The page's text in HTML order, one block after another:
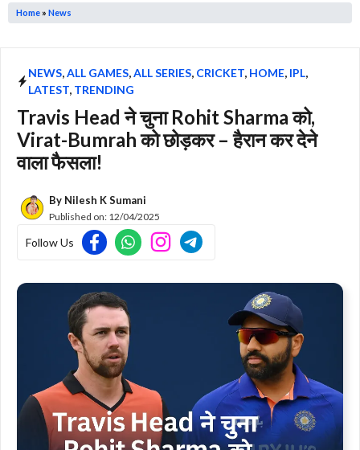
Home » News
NEWS,ALL GAMES,ALL SERIES, CRICKET, HOME, IPL,
LATEST, TRENDING
Travis Head ने चुना Rohit Sharma को,
Virat-Bumrah को छोड़कर – हैरान कर देने
वाला फैसला!
By Nilesh K Sumani
Published on: 12/04/2025
Follow Us